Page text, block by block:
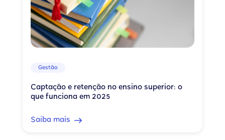
Gestão
Captação e retenção no ensino superior: o
que funciona em 2025
Saiba mais